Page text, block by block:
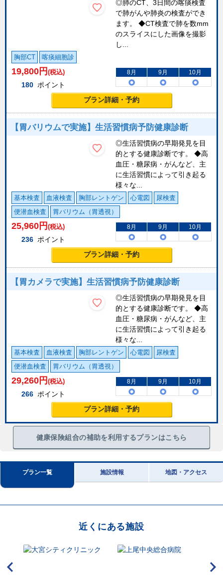
◎肺のCT、3日間の喀痰検査
で肺がんや肺炎の検査ができ
ます。 ◆CT検査で肺を数mm
のスライスにした画像を撮影
し...
胸部CT 喀痰細胞診
19,800 円 (税込)
180 ポイント
8月 9月 10月
プラン詳細・予約
【胃バリウムで実施】生活習慣病予防健康診断
◎生活習慣病の早期発見を目
的とする健康診断です。 ◆高
血圧・糖尿病・がんなど、主
に生活習慣によって引き起る
様々な...
基本検査 血液検査 胸部レントゲン 心電図
尿検査
便潜血検査
胃バリウム（胃透視）
25,960 円 (税込)
236 ポイント
8月 9月 10月
プラン詳細・予約
【胃カメラで実施】生活習慣病予防健康診断
◎生活習慣病の早期発見を目
的とする健康診断です。 ◆高
血圧・糖尿病・がんなど、主
に生活習慣によって引き起る
様々な...
基本検査 血液検査 胸部レントゲン 心電図
尿検査
便潜血検査
胃バリウム（胃透視）
29,260 円 (税込)
266 ポイント
8月 9月 10月
プラン詳細・予約
健康保険組合の補助を利用するプランはこちら
プラン一覧 施設情報 地図・アクセス
近くにある施設